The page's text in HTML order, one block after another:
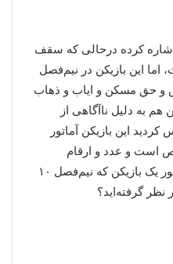
اشاره کرده درحالی که سقف
میلیون است، اما این بازیکن در نیم‌فصل
و حق مسکن و ایاب و ذهاب
به دلیل ناآگاهی از
این بازیکن آماتور
است و عدد و ارقام
فدراسیون هم معلوم است. چطور یک بازیکن که نیم‌فصل ۱۰
نظر گرفته‌اید؟